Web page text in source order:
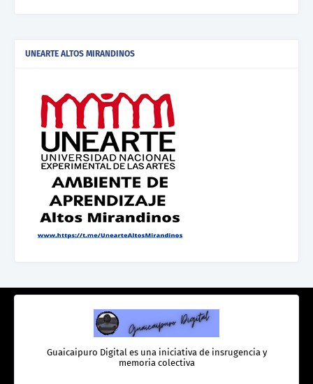
UNEARTE ALTOS MIRANDINOS
Guaicaipuro Digital es una iniciativa de insrugencia y
memoria colectiva